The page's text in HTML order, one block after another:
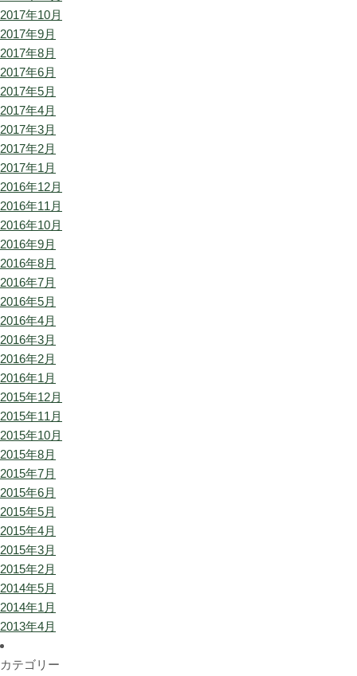
2017年10月
2017年9月
2017年8月
2017年6月
2017年5月
2017年4月
2017年3月
2017年2月
2017年1月
2016年12月
2016年11月
2016年10月
2016年9月
2016年8月
2016年7月
2016年5月
2016年4月
2016年3月
2016年2月
2016年1月
2015年12月
2015年11月
2015年10月
2015年8月
2015年7月
2015年6月
2015年5月
2015年4月
2015年3月
2015年2月
2014年5月
2014年1月
2013年4月
カテゴリー